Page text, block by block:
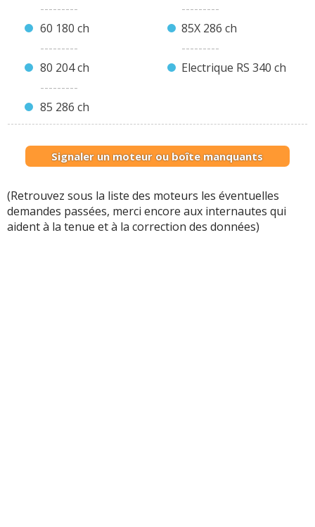
---------
60 180 ch
---------
80 204 ch
---------
85 286 ch
---------
85X 286 ch
---------
Electrique RS 340 ch
Signaler un moteur ou boîte manquants
(Retrouvez sous la liste des moteurs les éventuelles
demandes passées, merci encore aux internautes qui
aident à la tenue et à la correction des données)